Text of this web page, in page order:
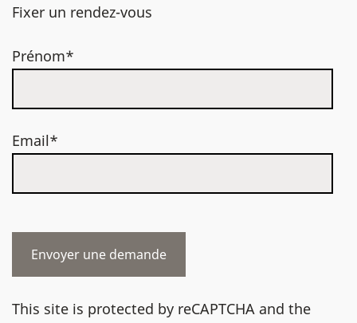
Fixer un rendez-vous
Prénom*
Email*
This site is protected by reCAPTCHA and the